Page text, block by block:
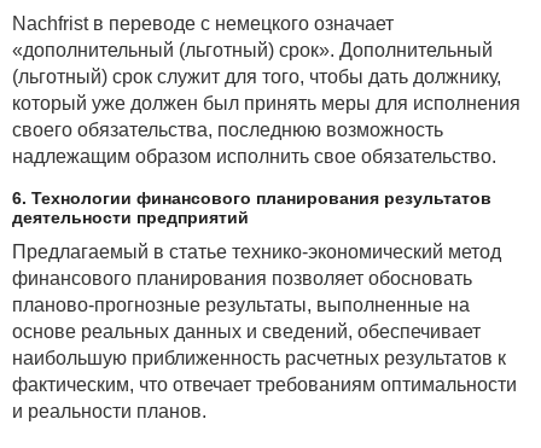
Nachfrist в переводе с немецкого означает
«дополнительный (льготный) срок». Дополнительный
(льготный) срок служит для того, чтобы дать должнику,
который уже должен был принять меры для исполнения
своего обязательства, последнюю возможность
надлежащим образом исполнить свое обязательство.
6. Технологии финансового планирования результатов
деятельности предприятий
Предлагаемый в статье технико-экономический метод
финансового планирования позволяет обосновать
планово-прогнозные результаты, выполненные на
основе реальных данных и сведений, обеспечивает
наибольшую приближенность расчетных результатов к
фактическим, что отвечает требованиям оптимальности
и реальности планов.